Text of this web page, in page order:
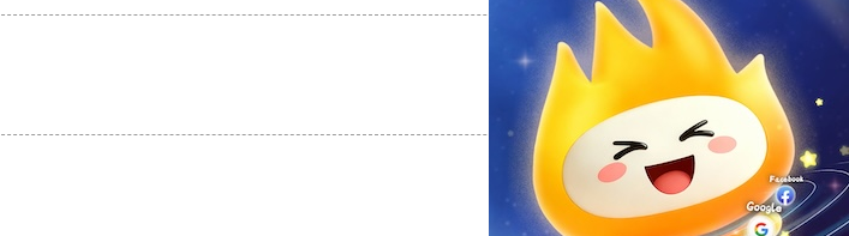
反对 [0]
支持[0] 反对[0]